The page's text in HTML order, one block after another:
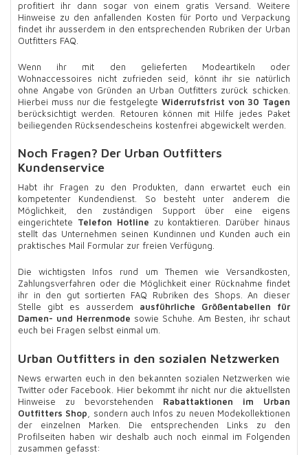
profitiert ihr dann sogar von einem gratis Versand. Weitere
Hinweise zu den anfallenden Kosten für Porto und Verpackung
findet ihr ausserdem in den entsprechenden Rubriken der Urban
Outfitters FAQ.
Wenn ihr mit den gelieferten Modeartikeln oder
Wohnaccessoires nicht zufrieden seid, könnt ihr sie natürlich
ohne Angabe von Gründen an Urban Outfitters zurück schicken.
Hierbei muss nur die festgelegte Widerrufsfrist von 30 Tagen
berücksichtigt werden. Retouren können mit Hilfe jedes Paket
beiliegenden Rücksendescheins kostenfrei abgewickelt werden.
Noch Fragen? Der Urban Outfitters
Kundenservice
Habt ihr Fragen zu den Produkten, dann erwartet euch ein
kompetenter Kundendienst. So besteht unter anderem die
Möglichkeit, den zuständigen Support über eine eigens
eingerichtete Telefon Hotline zu kontaktieren. Darüber hinaus
stellt das Unternehmen seinen Kundinnen und Kunden auch ein
praktisches Mail Formular zur freien Verfügung.
Die wichtigsten Infos rund um Themen wie Versandkosten,
Zahlungsverfahren oder die Möglichkeit einer Rücknahme findet
ihr in den gut sortierten FAQ Rubriken des Shops. An dieser
Stelle gibt es ausserdem ausführliche Größentabellen für
Damen- und Herrenmode sowie Schuhe. Am Besten, ihr schaut
euch bei Fragen selbst einmal um.
Urban Outfitters in den sozialen Netzwerken
News erwarten euch in den bekannten sozialen Netzwerken wie
Twitter oder Facebook. Hier bekommt ihr nicht nur die aktuellsten
Hinweise zu bevorstehenden Rabattaktionen im Urban
Outfitters Shop , sondern auch Infos zu neuen Modekollektionen
der einzelnen Marken. Die entsprechenden Links zu den
Profilseiten haben wir deshalb auch noch einmal im Folgenden
zusammen gefasst: